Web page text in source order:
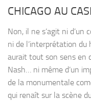
CHICAGO AU
Non, il ne s’agit ni
ni de l’interprétation
aurait tout son sens en
Nash… ni même d’un
de la monumentale
qui renaît sur la scène